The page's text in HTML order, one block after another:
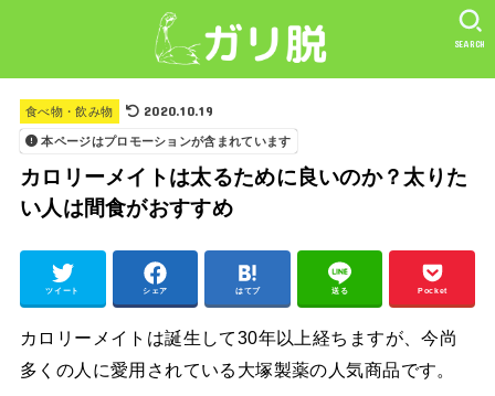
SEARCH
食べ物・飲み物 2020.10.19
本ページはプロモーションが含まれています
カロリーメイトは太るために良いのか？太りた
い人は間食がおすすめ
ツイート シェア はてブ 送る Pocket
カロリーメイトは誕生して30年以上経ちますが、今尚
多くの人に愛用されている大塚製薬の人気商品です。